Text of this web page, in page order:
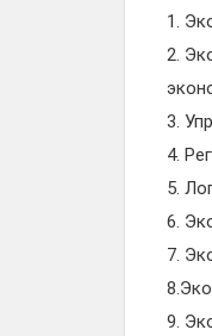
1.
2.
3.
4.
5.
6.
7.
9.